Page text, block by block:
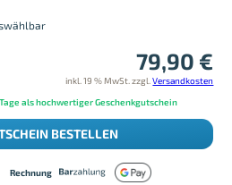
79,90 €
inkl. 19 % MwSt. zzgl.Versandkosten
als hochwertiger Geschenkgutschein
BESTELLEN
Rechnung